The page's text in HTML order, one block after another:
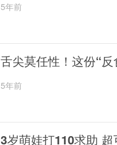
5年前
舌尖莫任性！这份“
5年前
3岁萌娃打110求助